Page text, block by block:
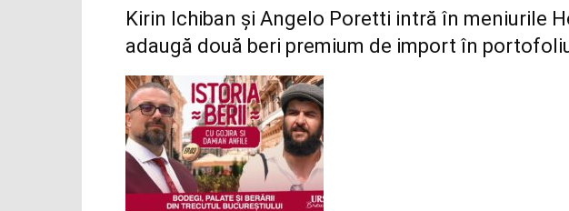
Kirin Ichiban și Angelo Poretti intră în meniurile
adaugă două beri premium de import în